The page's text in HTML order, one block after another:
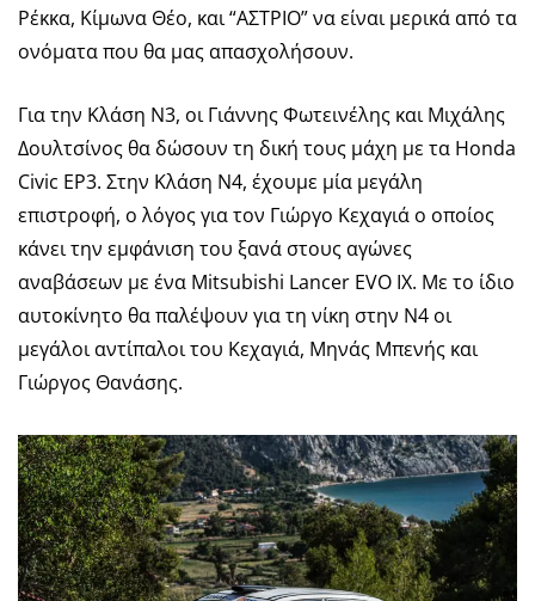
Ρέκκα, Κίμωνα Θέο, και “ΑΣΤΡΙΟ” να είναι μερικά από τα
ονόματα που θα μας απασχολήσουν.
Για την Κλάση Ν3, οι Γιάννης Φωτεινέλης και Μιχάλης
Δουλτσίνος θα δώσουν τη δική τους μάχη με τα Honda
Civic EP3. Στην Κλάση Ν4, έχουμε μία μεγάλη
επιστροφή, ο λόγος για τον Γιώργο Κεχαγιά ο οποίος
κάνει την εμφάνιση του ξανά στους αγώνες
αναβάσεων με ένα Mitsubishi Lancer EVO IX. Με το ίδιο
αυτοκίνητο θα παλέψουν για τη νίκη στην N4 οι
μεγάλοι αντίπαλοι του Κεχαγιά, Μηνάς Μπενής και
Γιώργος Θανάσης.